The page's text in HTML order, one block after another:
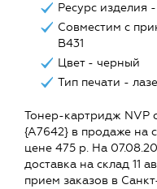
Ресурс изделия
Совместим с
B431
Цвет - черный
Тип печати -
Тонер-картридж NVP
{A7642} в продаже на
цене 475 р. На
доставка на склад 11
прием заказов в